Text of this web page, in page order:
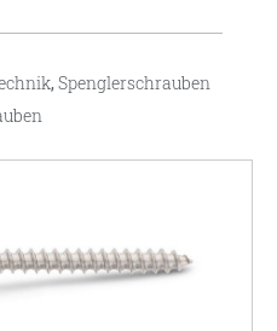
,Spenglerschrauben